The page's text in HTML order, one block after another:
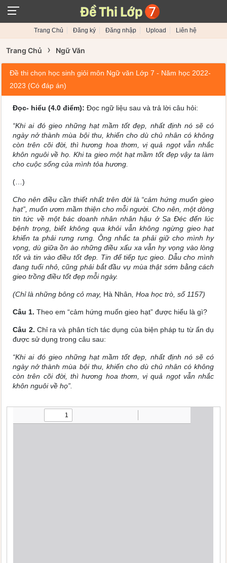
Trang Chủ Đăng ký Đăng nhập Upload Liên hệ
Trang Chủ › Ngữ Văn
Đề thi chọn học sinh giỏi môn Ngữ văn Lớp 7 - Năm học 2022-
2023 (Có đáp án)
Đọc- hiểu (4.0 điểm): Đọc ngữ liệu sau và trả lời câu hỏi:
“Khi ai đó gieo những hạt mầm tốt đẹp, nhất định nó sẽ có
ngày nở thành mùa bội thu, khiến cho dù chủ nhân có không
còn trên cõi đời, thì hương hoa thơm, vị quả ngọt vẫn nhắc
khôn nguôi về họ. Khi ta gieo một hạt mầm tốt đẹp vậy ta làm
cho cuộc sống của mình tỏa hương.
(…)
Cho nên điều cần thiết nhất trên đời là “cảm hứng muốn gieo
hạt”, muốn ươm mầm thiện cho mỗi người. Cho nên, một dòng
tin tức về một bác doanh nhân nhân hậu ở Sa Đéc đến lúc
bệnh trọng, biết không qua khỏi vẫn không ngừng gieo hạt
khiến ta phải rưng rưng. Ông nhắc ta phải giữ cho mình hy
vọng, dù giữa ồn ào những điều xấu xa vẫn hy vọng vào lòng
tốt và tin vào điều tốt đẹp. Tin để tiếp tục gieo. Dẫu cho mình
đang tuổi nhỏ, cũng phải bắt đầu vụ mùa thật sớm bằng cách
gieo trồng điều tốt đẹp mỗi ngày.
(Chỉ là những bông cỏ may, Hà Nhân , Hoa học trò, số 1157)
Câu 1.Theo em “cảm hứng muốn gieo hạt” được hiểu là gì?
Câu 2. Chỉ ra và phân tích tác dụng của biện pháp tu từ ẩn dụ
được sử dụng trong câu sau:
“Khi ai đó gieo những hạt mầm tốt đẹp, nhất định nó sẽ có
ngày nở thành mùa bội thu, khiến cho dù chủ nhân có không
còn trên cõi đời, thì hương hoa thơm, vị quả ngọt vẫn nhắc
khôn nguôi về họ”.